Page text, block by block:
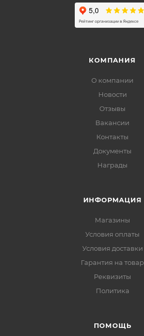
КОМПАНИЯ
О компании
Новости
Отзывы
Вакансии
Контакты
Документы
Награды
ИНФОРМАЦИЯ
Магазины
Условия оплаты
Условия доставки
Гарантия на товар
Реквизиты
Политика
ПОМОЩЬ